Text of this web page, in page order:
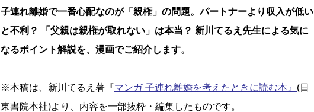
子連れ離婚で一番心配なのが「親権」の問題。パートナーより収入が低い
と不利？ 「父親は親権が取れない」は本当？ 新川てるえ先生による気に
なるポイント解説を、漫画でご紹介します。
※本稿は、新川てるえ著『マンガ 子連れ離婚を考えたときに読む本』 (日
東書院本社)より、内容を一部抜粋・編集したものです。